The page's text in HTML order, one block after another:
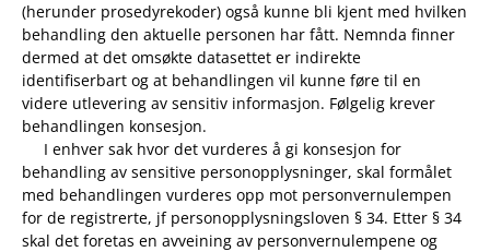
(herunder prosedyrekoder) også kunne bli kjent med hvilken
behandling den aktuelle personen har fått. Nemnda finner
dermed at det omsøkte datasettet er indirekte
identifiserbart og at behandlingen vil kunne føre til en
videre utlevering av sensitiv informasjon. Følgelig krever
behandlingen konsesjon.
I enhver sak hvor det vurderes å gi konsesjon for
behandling av sensitive personopplysninger, skal formålet
med behandlingen vurderes opp mot personvernulempen
for de registrerte, jf personopplysningsloven § 34. Etter § 34
skal det foretas en avveining av personvernulempene og